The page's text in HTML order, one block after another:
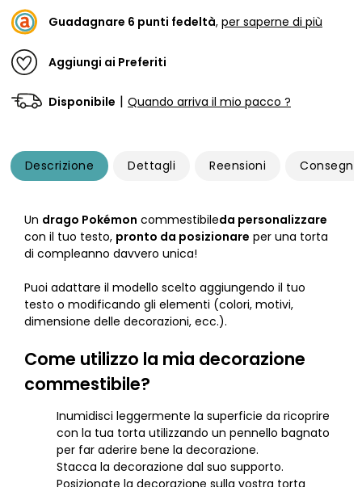
Guadagnare 6 punti fedeltà, per saperne di più
Aggiungi ai Preferiti
Disponibile | Quando arriva il mio pacco ?
Descrizione Dettagli Reensioni Consegna
Un drago Pokémon commestibileda personalizzare
con il tuo testo, pronto da posizionare per una torta
di compleanno davvero unica!
Puoi adattare il modello scelto aggiungendo il tuo
testo o modificando gli elementi (colori, motivi,
dimensione delle decorazioni, ecc.).
Come utilizzo la mia decorazione
commestibile?
Inumidisci leggermente la superficie da ricoprire
con la tua torta utilizzando un pennello bagnato
per far aderire bene la decorazione.
Stacca la decorazione dal suo supporto.